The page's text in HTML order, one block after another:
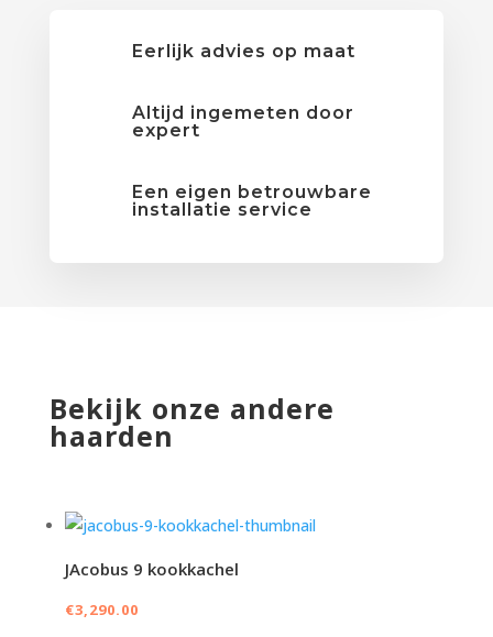
Eerlijk advies op maat
Altijd ingemeten door
expert
Een eigen betrouwbare
installatie service
Bekijk onze andere
haarden
JAcobus 9 kookkachel
€3,290.00